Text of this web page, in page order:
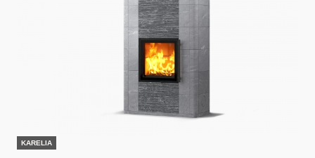
KARELIA